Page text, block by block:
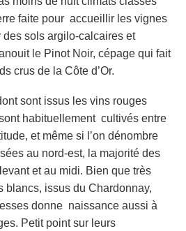
faite pour accueillir les vignes
sols argilo-calcaires et
le Pinot Noir, cépage qui fait
crus de la Côte d’Or.
sont issus les vins rouges
habituellement cultivés entre
et même si l’on dénombre
au nord-est, la majorité des
et au midi. Bien que très
blancs, issus du Chardonnay,
donne naissance aussi à
Petit point sur leurs